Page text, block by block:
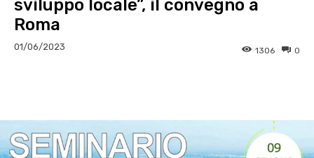
sviluppo locale”, il convegno a
Roma
01/06/2023 0
1306